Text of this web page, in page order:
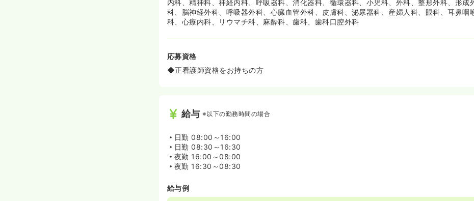
内科、精神科、神経内科、呼吸器科、消化器科、循環器科、小児科、外科、整形外科、形成
科、脳神経外科、呼吸器外科、心臓血管外科、皮膚科、泌尿器科、産婦人科、眼科、耳鼻咽
科、心療内科、リウマチ科、麻酔科、歯科、歯科口腔外科
応募資格
◆正看護師資格をお持ちの方
給与 ※以下の勤務時間の場合
日勤 08:00～16:00
日勤 08:30～16:30
夜勤 16:00～08:00
夜勤 16:30～08:30
給与例